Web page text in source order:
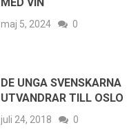
maj 5, 2024 0
DE UNGA SVENSKARNA
UTVANDRAR TILL OSLO
juli 24, 2018 0